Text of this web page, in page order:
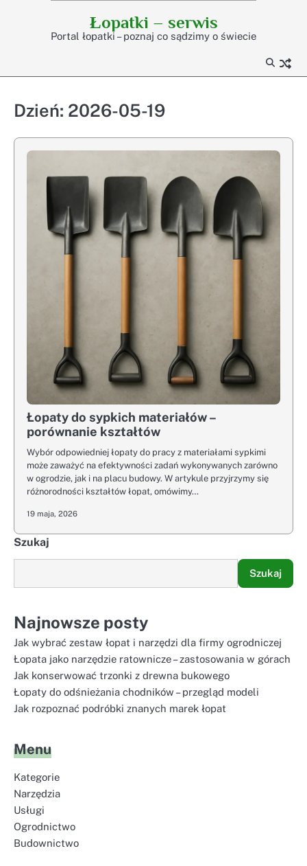
Łopatki – serwis
Portal łopatki – poznaj co sądzimy o świecie
Dzień: 2026-05-19
Łopaty do sypkich materiałów –
porównanie kształtów
Wybór odpowiedniej łopaty do pracy z materiałami sypkimi
może zaważyć na efektywności zadań wykonywanych zarówno
w ogrodzie, jak i na placu budowy. W artykule przyjrzymy się
różnorodności kształtów łopat, omówimy…
19 maja, 2026
Szukaj
Szukaj
Najnowsze posty
Jak wybrać zestaw łopat i narzędzi dla firmy ogrodniczej
Łopata jako narzędzie ratownicze – zastosowania w górach
Jak konserwować trzonki z drewna bukowego
Łopaty do odśnieżania chodników – przegląd modeli
Jak rozpoznać podróbki znanych marek łopat
Menu
Kategorie
Narzędzia
Usługi
Ogrodnictwo
Budownictwo